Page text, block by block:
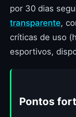
por 30 dias
transparente,
críticas de uso
esportivos,
Pontos